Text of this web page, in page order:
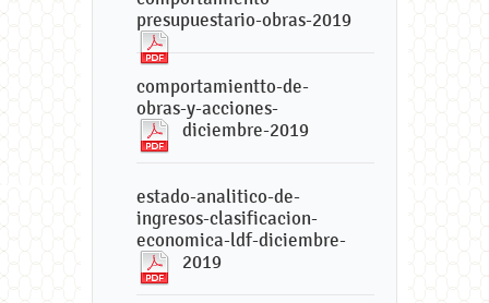
presupuestario-obras-2019
comportamientto-de-
obras-y-acciones-
diciembre-2019
estado-analitico-de-
ingresos-clasificacion-
economica-ldf-diciembre-
2019